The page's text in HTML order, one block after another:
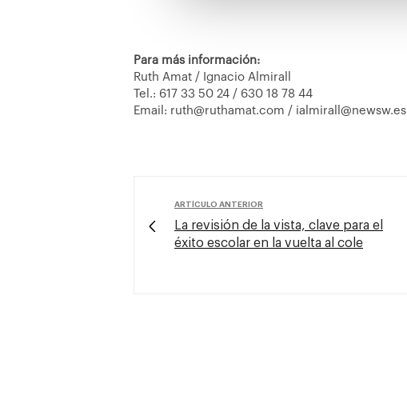
Para más información:
Ruth Amat / Ignacio Almirall
Tel.: 617 33 50 24 / 630 18 78 44
Email: ruth@ruthamat.com / ialmirall@newsw.es
ARTÍCULO ANTERIOR
La revisión de la vista, clave para el
éxito escolar en la vuelta al cole